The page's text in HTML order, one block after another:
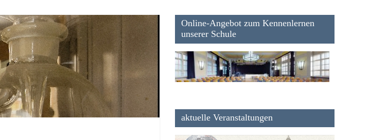
Online-Angebot zum Kennenlernen
unserer Schule
aktuelle Veranstaltungen